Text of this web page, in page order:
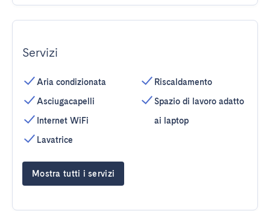
Servizi
Aria condizionata
Asciugacapelli
Internet WiFi
Lavatrice
Riscaldamento
Spazio di lavoro adatto
ai laptop
Mostra tutti i servizi